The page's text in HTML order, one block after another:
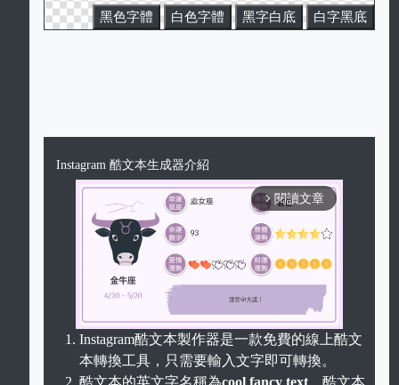
黑色字體 白色字體 黑字白底 白字黑底
Instagram 酷文本生成器介紹
arrow_forward_ios 閱讀文章
Unmute
Instagram酷文本製作器是一款免費的線上酷文
本轉換工具，只需要輸入文字即可轉換。